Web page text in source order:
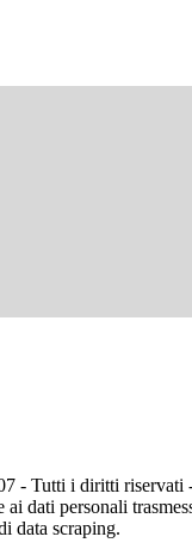
- Tutti i diritti
ai dati personali
data scraping.